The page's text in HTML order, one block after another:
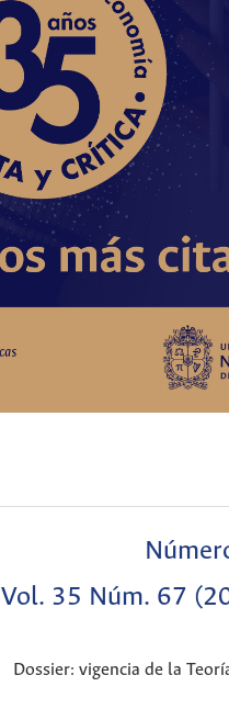
Vol. 35 Núm. 67
Dossier: vigencia de la